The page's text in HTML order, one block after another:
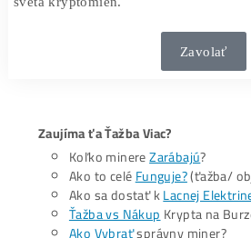
poplatky robia z kryptomeny
nakupovanie. Ak sa chceš
poradenstvo ohľadom ťažby
kontaktovať. Zavolaj nám a my
sveta kryptomien.